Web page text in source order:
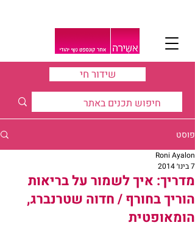
שידור חי
פוסט
מדריך: איך לשמור על בריאות
הוריך בחורף / חדוה שטרנברג,
הומאופטית
Roni Ayalon
7 בינו׳ 2014